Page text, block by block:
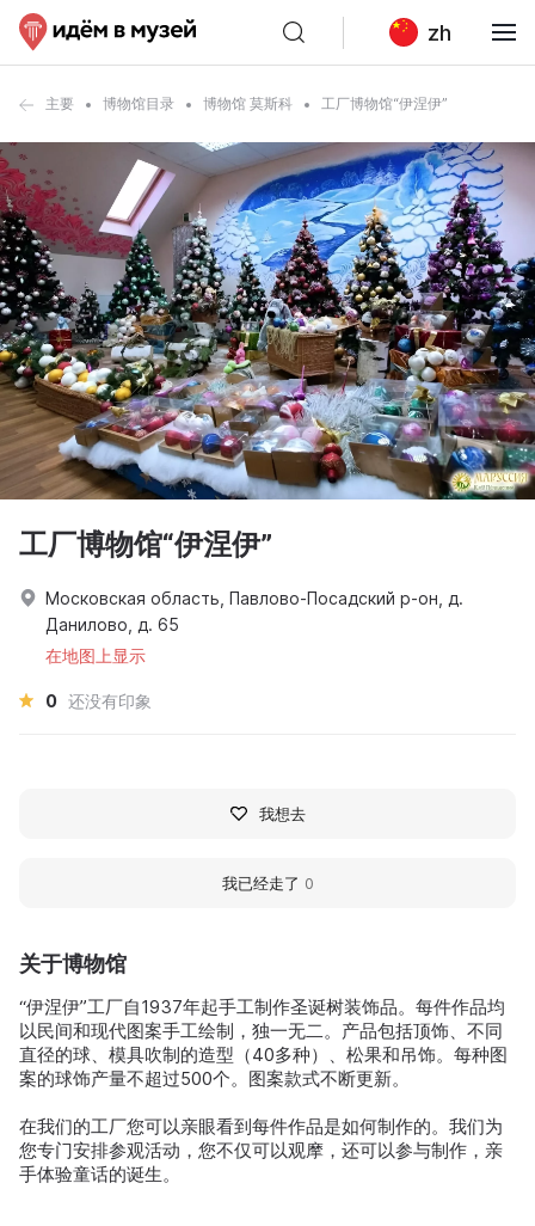
zh
主要 博物馆目录 博物馆 莫斯科 工厂博物馆“伊涅伊”
关于博物馆
“伊涅伊”工厂自1937年起手工制作圣诞树装饰品。每件作品均
以民间和现代图案手工绘制，独一无二。产品包括顶饰、不同
直径的球、模具吹制的造型（40多种）、松果和吊饰。每种图
案的球饰产量不超过500个。图案款式不断更新。
在我们的工厂您可以亲眼看到每件作品是如何制作的。我们为
您专门安排参观活动，您不仅可以观摩，还可以参与制作，亲
手体验童话的诞生。
工厂博物馆“伊涅伊”
Московская область, Павлово-Посадский р-он, д.
Данилово, д. 65
在地图上显示
0 还没有印象
我想去
我已经走了 0